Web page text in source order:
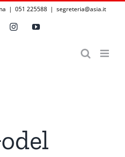
| 051 225588 | segreteria@asia.it
InstagramYouTube